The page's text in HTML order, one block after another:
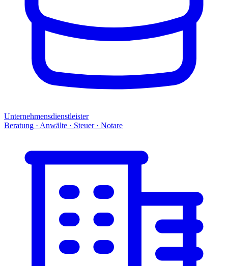
Unternehmensdienstleister
Beratung · Anwälte · Steuer · Notare